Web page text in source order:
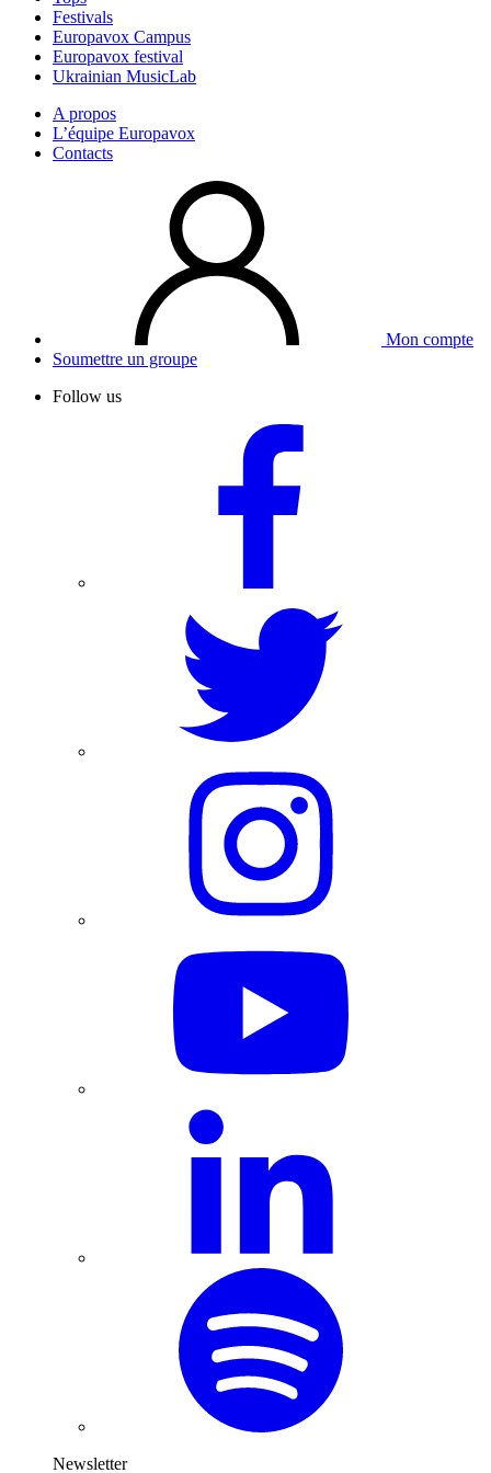
Festivals
Europavox Campus
Europavox festival
Ukrainian MusicLab
A propos
L’équipe Europavox
Contacts
Mon compte
Soumettre un groupe
Follow us
Newsletter